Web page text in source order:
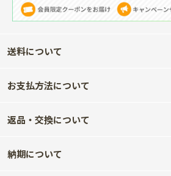
送料について
お支払方法について
返品・交換について
納期について